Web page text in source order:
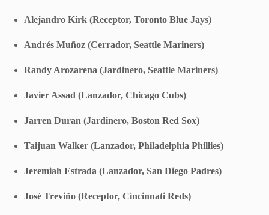
Alejandro Kirk (Receptor, Toronto Blue Jays)
Andrés Muñoz (Cerrador, Seattle Mariners)
Randy Arozarena (Jardinero, Seattle Mariners)
Javier Assad (Lanzador, Chicago Cubs)
Jarren Duran (Jardinero, Boston Red Sox)
Taijuan Walker (Lanzador, Philadelphia Phillies)
Jeremiah Estrada (Lanzador, San Diego Padres)
José Treviño (Receptor, Cincinnati Reds)